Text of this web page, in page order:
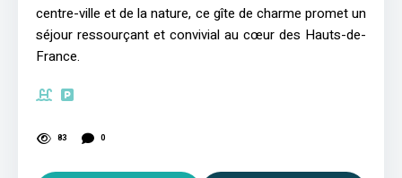
centre-ville et de la nature, ce gîte de charme promet un
séjour ressourçant et convivial au cœur des Hauts-de-
France.
83 0